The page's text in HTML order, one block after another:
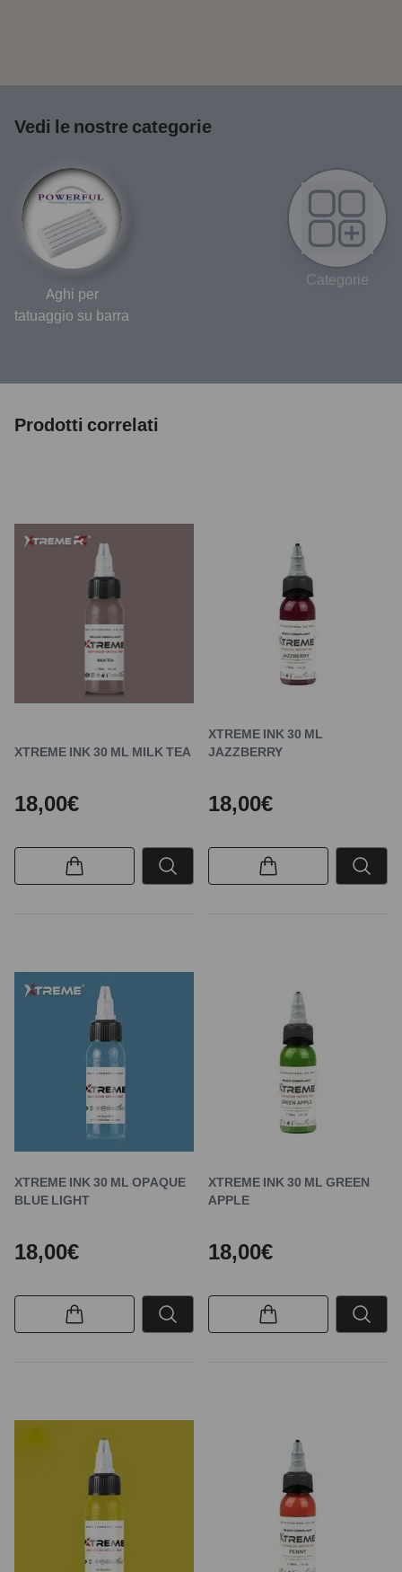
Vedi le nostre categorie
Aghi per
tatuaggio su barra
Categorie
Prodotti correlati
XTREME INK 30 ML MILK TEA
18,00€
XTREME INK 30 ML
JAZZBERRY
18,00€
XTREME INK 30 ML OPAQUE
BLUE LIGHT
18,00€
XTREME INK 30 ML GREEN
APPLE
18,00€